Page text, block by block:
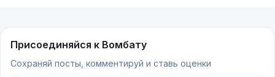
Присоединяйся к Вомбату
Сохраняй посты, комментируй и ставь оценки